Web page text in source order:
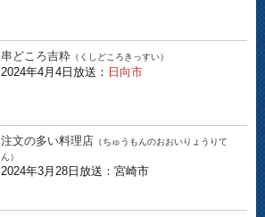
串どころ吉粋 （くしどころきっすい）
2024年4月4日放送： 日向市
注文の多い料理店 （ちゅうもんのおおいりょうりて
ん）
2024年3月28日放送：宮崎市